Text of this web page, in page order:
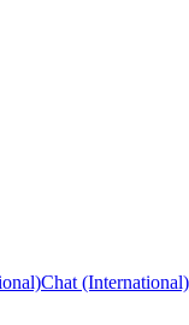
Chat (International)